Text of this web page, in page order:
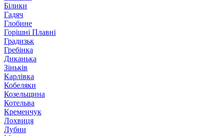
Білики
Гадяч
Глобине
Горішні Плавні
Градизьк
Гребінка
Диканька
Зіньків
Карлівка
Кобеляки
Козельщина
Котельва
Кременчук
Лохвиця
Лубни